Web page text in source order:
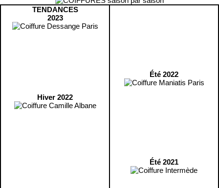
TENDANCES
2023
Hiver 2022
Été 2022
Été 2021